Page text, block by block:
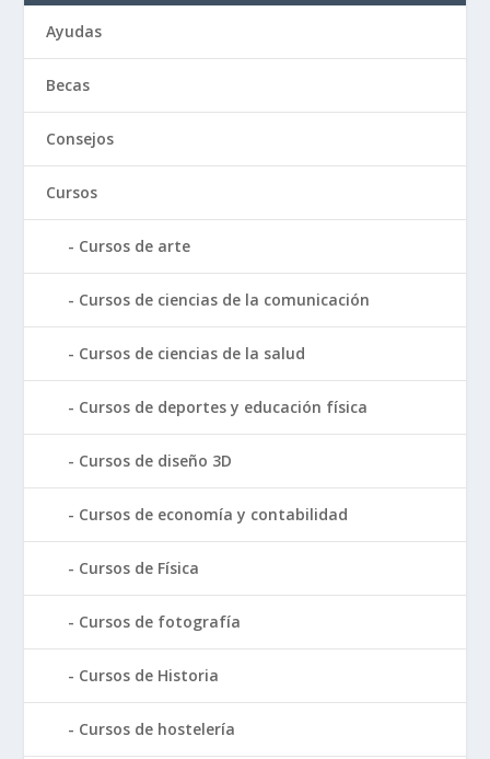
Ayudas
Becas
Consejos
Cursos
Cursos de arte
Cursos de ciencias de la comunicación
Cursos de ciencias de la salud
Cursos de deportes y educación física
Cursos de diseño 3D
Cursos de economía y contabilidad
Cursos de Física
Cursos de fotografía
Cursos de Historia
Cursos de hostelería